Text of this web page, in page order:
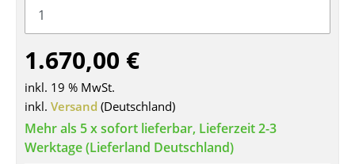
Schreibtische
Sekretäre & PC-Tische
Konferenztische
Stehtische & Stehpulte
Kindertische
1.670,00 €
inkl. 19 % MwSt.
inkl. Versand (Deutschland)
Mehr als 5 x sofort lieferbar, Lieferzeit 2-3
Werktage (Lieferland Deutschland)